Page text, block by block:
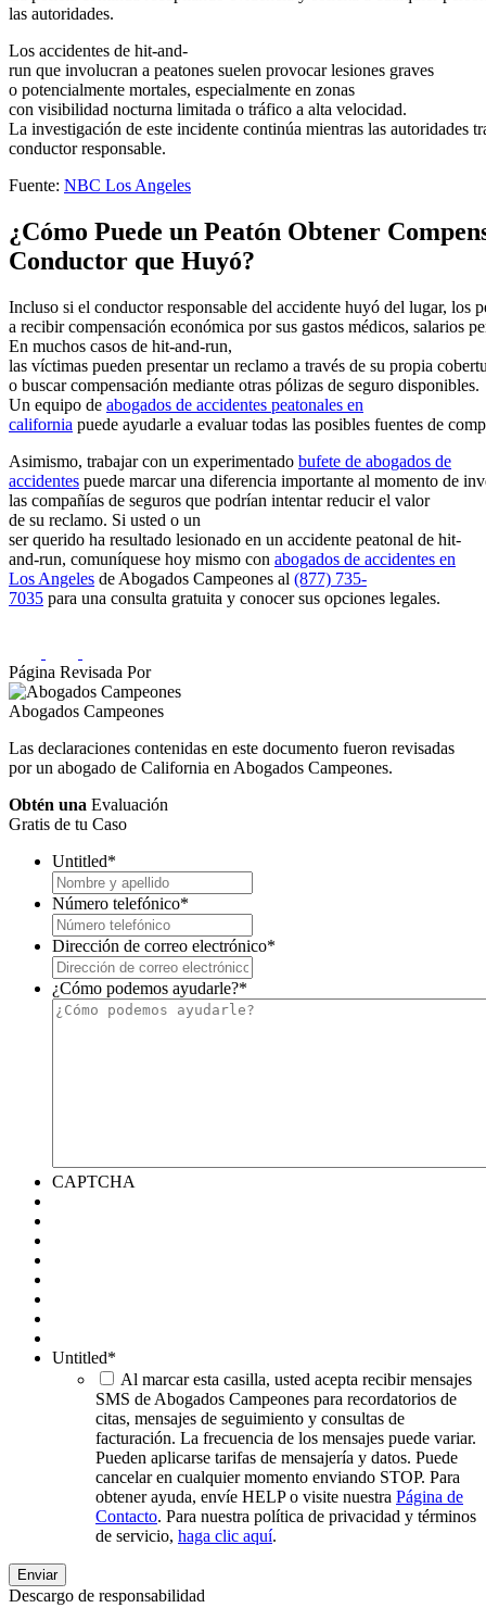
las autoridades.
Los accidentes de hit-and-
run que involucran a peatones suelen provocar lesiones graves
o potencialmente mortales, especialmente en zonas
con visibilidad nocturna limitada o tráfico a alta velocidad.
La investigación de este incidente continúa mientras las autoridades
conductor responsable.
Fuente: NBC Los Angeles
¿Cómo Puede un Peatón Obtener
Conductor que Huyó?
Incluso si el conductor responsable del accidente huyó del lugar, los
a recibir compensación económica por sus gastos médicos, salarios
En muchos casos de hit-and-run,
las víctimas pueden presentar un reclamo a través de su propia
o buscar compensación mediante otras pólizas de seguro disponibles.
Un equipo de abogados de accidentes peatonales en
california puede ayudarle a evaluar todas las posibles fuentes de
Asimismo, trabajar con un experimentado bufete de abogados de
accidentes puede marcar una diferencia importante al momento de
las compañías de seguros que podrían intentar reducir el valor
de su reclamo. Si usted o un
ser querido ha resultado lesionado en un accidente peatonal de hit-
and-run, comuníquese hoy mismo con abogados de accidentes en
Los Angeles de Abogados Campeones al (877) 735-
7035 para una consulta gratuita y conocer sus opciones legales.
Página Revisada Por
Abogados Campeones
Las declaraciones contenidas en este documento fueron revisadas
por un abogado de California en Abogados Campeones.
Obtén una Evaluación
Gratis de tu Caso
Untitled*
Número telefónico*
Dirección de correo electrónico*
¿Cómo podemos ayudarle?*
CAPTCHA
Untitled*
Al marcar esta casilla, usted acepta recibir mensajes
SMS de Abogados Campeones para recordatorios de
citas, mensajes de seguimiento y consultas de
facturación. La frecuencia de los mensajes puede variar.
Pueden aplicarse tarifas de mensajería y datos. Puede
cancelar en cualquier momento enviando STOP. Para
obtener ayuda, envíe HELP o visite nuestra Página de
Contacto. Para nuestra política de privacidad y términos
de servicio, haga clic aquí.
Descargo de responsabilidad